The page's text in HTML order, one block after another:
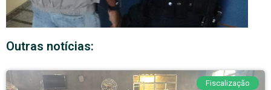
Outras notícias:
Fiscalização